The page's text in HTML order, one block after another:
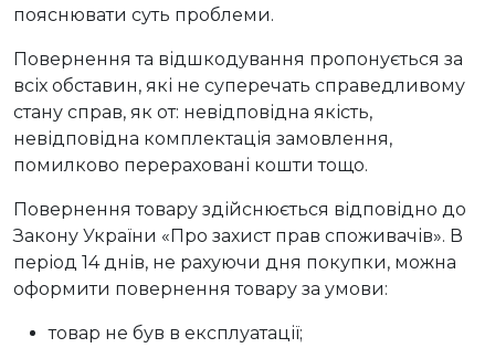
пояснювати суть проблеми.
Повернення та відшкодування пропонується за
всіх обставин, які не суперечать справедливому
стану справ, як от: невідповідна якість,
невідповідна комплектація замовлення,
помилково перераховані кошти тощо.
Повернення товару здійснюється відповідно до
Закону України «Про захист прав споживачів». В
період 14 днів, не рахуючи дня покупки, можна
оформити повернення товару за умови:
товар не був в експлуатації;